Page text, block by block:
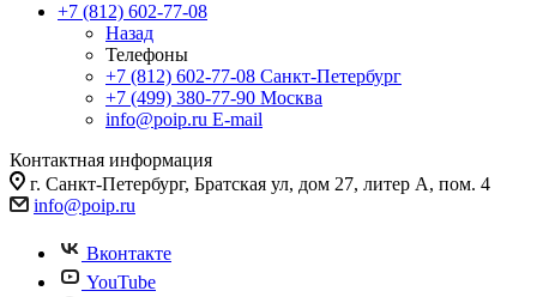
+7 (812) 602-77-08
Назад
Телефоны
+7 (812) 602-77-08 Санкт-Петербург
+7 (499) 380-77-90 Москва
info@poip.ru E-mail
Контактная информация
г. Санкт-Петербург, Братская ул, дом 27, литер А, пом. 4
info@poip.ru
Вконтакте
YouTube